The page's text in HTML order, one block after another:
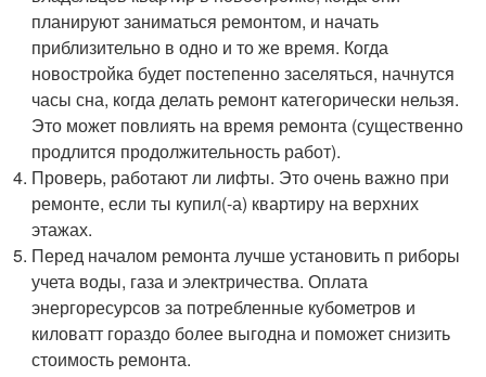
планируют заниматься ремонтом, и начать
приблизительно в одно и то же время. Когда
новостройка будет постепенно заселяться, начнутся
часы сна, когда делать ремонт категорически нельзя.
Это может повлиять на время ремонта (существенно
продлится продолжительность работ).
Проверь, работают ли лифты. Это очень важно при
ремонте, если ты купил(-а) квартиру на верхних
этажах.
Перед началом ремонта лучше установить п риборы
учета воды, газа и электричества. Оплата
энергоресурсов за потребленные кубометров и
киловатт гораздо более выгодна и поможет снизить
стоимость ремонта.